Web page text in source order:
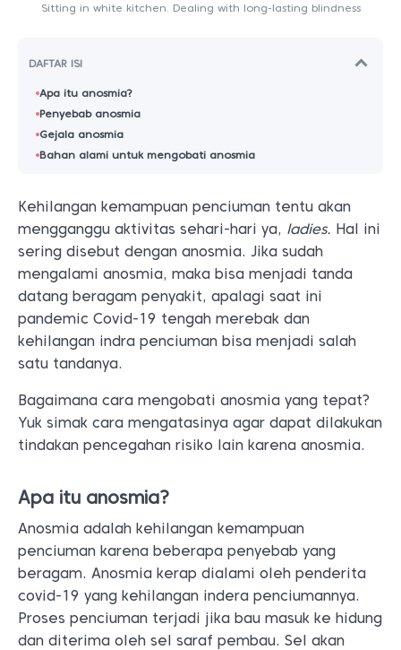
Sitting in white kitchen. Dealing with long-lasting blindness
DAFTAR ISI
Apa itu anosmia?
Penyebab anosmia
Gejala anosmia
Bahan alami untuk mengobati anosmia
Kehilangan kemampuan penciuman tentu akan
mengganggu aktivitas sehari-hari ya, ladies. Hal ini
sering disebut dengan anosmia. Jika sudah
mengalami anosmia, maka bisa menjadi tanda
datang beragam penyakit, apalagi saat ini
pandemic Covid-19 tengah merebak dan
kehilangan indra penciuman bisa menjadi salah
satu tandanya.
Bagaimana cara mengobati anosmia yang tepat?
Yuk simak cara mengatasinya agar dapat dilakukan
tindakan pencegahan risiko lain karena anosmia.
Apa itu anosmia?
Anosmia adalah kehilangan kemampuan
penciuman karena beberapa penyebab yang
beragam. Anosmia kerap dialami oleh penderita
covid-19 yang kehilangan indera penciumannya.
Proses penciuman terjadi jika bau masuk ke hidung
dan diterima oleh sel saraf pembau. Sel akan